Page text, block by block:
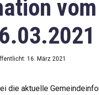
Bildung
vom
16. März 2021
die aktuelle